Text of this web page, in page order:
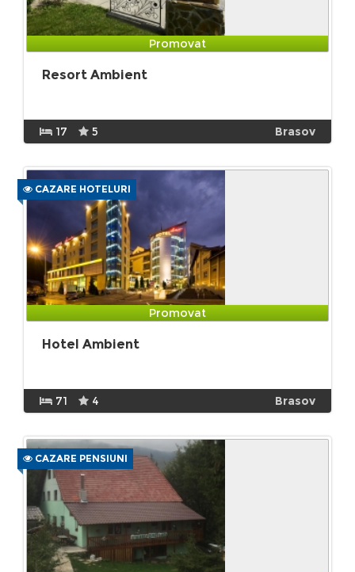
Promovat
Resort Ambient
17 5 Brasov
CAZARE HOTELURI
Promovat
Hotel Ambient
71 4 Brasov
CAZARE PENSIUNI